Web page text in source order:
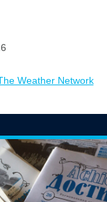
Weather Network